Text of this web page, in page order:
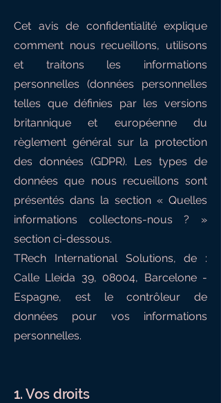
Cet avis de confidentialité explique
comment nous recueillons, utilisons
et traitons les informations
personnelles (données personnelles
telles que définies par les versions
britannique et européenne du
règlement général sur la protection
des données (GDPR). Les types de
données que nous recueillons sont
présentés dans la section « Quelles
informations collectons-nous ? »
section ci-dessous.
TRech International Solutions, de :
Calle Lleida 39, 08004, Barcelone -
Espagne, est le contrôleur de
données pour vos informations
personnelles.
1. Vos droits